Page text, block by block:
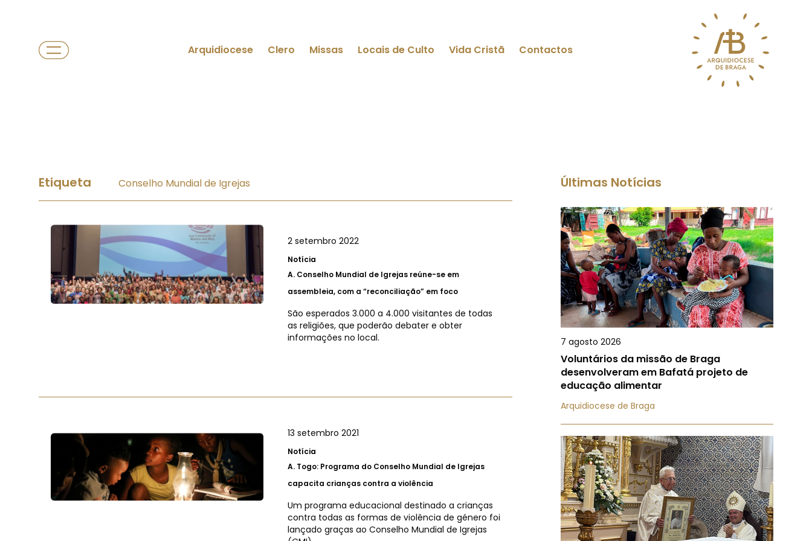
Arquidiocese Clero Missas Locais de Culto Vida Cristã Contactos
Etiqueta Conselho Mundial de Igrejas
2 setembro 2022
Notícia
A. Conselho Mundial de Igrejas reúne-se em
assembleia, com a “reconciliação” em foco
São esperados 3.000 a 4.000 visitantes de todas
as religiões, que poderão debater e obter
informações no local.
13 setembro 2021
Notícia
A. Togo: Programa do Conselho Mundial de Igrejas
capacita crianças contra a violência
Um programa educacional destinado a crianças
contra todas as formas de violência de género foi
lançado graças ao Conselho Mundial de Igrejas
Últimas Notícias
7 agosto 2026
Voluntários da missão de Braga
desenvolveram em Bafatá projeto de
educação alimentar
Arquidiocese de Braga